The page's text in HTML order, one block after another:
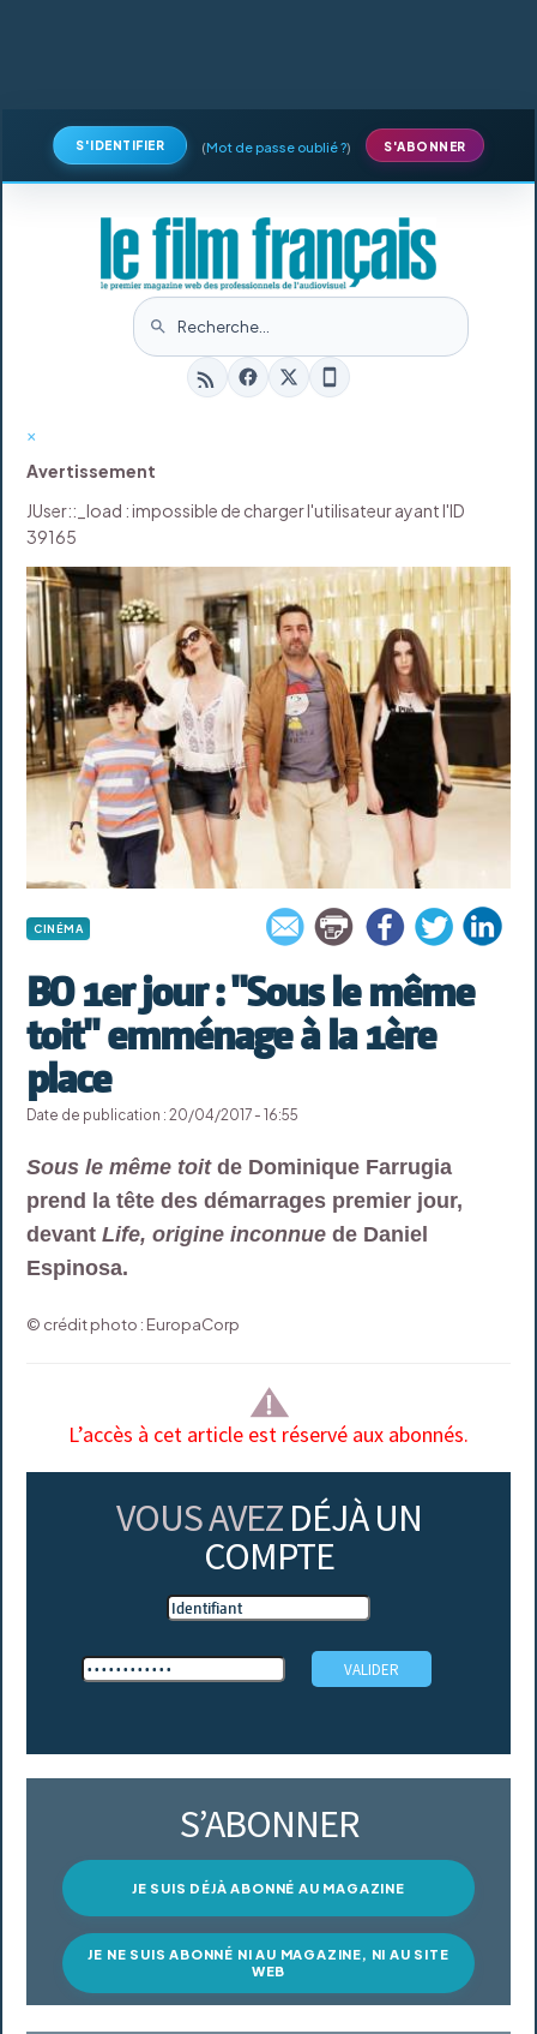
S'IDENTIFIER (Mot de passe oublié ?) S'ABONNER
×
Avertissement
JUser::_load : impossible de charger l'utilisateur ayant l'ID
39165
CINÉMA
BO 1er jour : "Sous le même
toit" emménage à la 1ère
place
Date de publication : 20/04/2017 - 16:55
Sous le même toitde Dominique Farrugia
prend la tête des démarrages premier jour,
devant Life, origine inconnue de Daniel
Espinosa.
© crédit photo : EuropaCorp
L’accès à cet article est réservé aux abonnés.
VOUS AVEZ DÉJÀ UN
COMPTE
S’ABONNER
JE SUIS DÉJÀ ABONNÉ AU MAGAZINE
JE NE SUIS ABONNÉ NI AU MAGAZINE, NI AU SITE
WEB